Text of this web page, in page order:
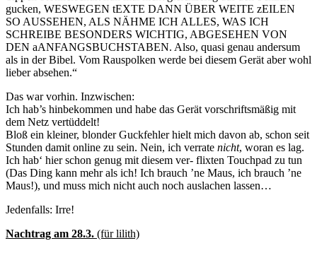
gucken, WESWEGEN tEXTE DANN ÜBER WEITE zEILEN
SO AUSSEHEN, ALS NÄHME ICH ALLES, WAS ICH
SCHREIBE BESONDERS WICHTIG, ABGESEHEN VON
DEN aANFANGSBUCHSTABEN. Also, quasi genau andersum
als in der Bibel. Vom Rauspolken werde bei diesem Gerät aber wohl
lieber absehen.“
Das war vorhin. Inzwischen:
Ich hab’s hinbekommen und habe das Gerät vorschriftsmäßig mit
dem Netz vertüddelt!
Bloß ein kleiner, blonder Guckfehler hielt mich davon ab, schon seit
Stunden damit online zu sein. Nein, ich verrate nicht, woran es lag.
Ich hab‘ hier schon genug mit diesem ver- flixten Touchpad zu tun
(Das Ding kann mehr als ich! Ich brauch ’ne Maus, ich brauch ’ne
Maus!), und muss mich nicht auch noch auslachen lassen…
Jedenfalls: Irre!
Nachtrag am 28.3. (für lilith)